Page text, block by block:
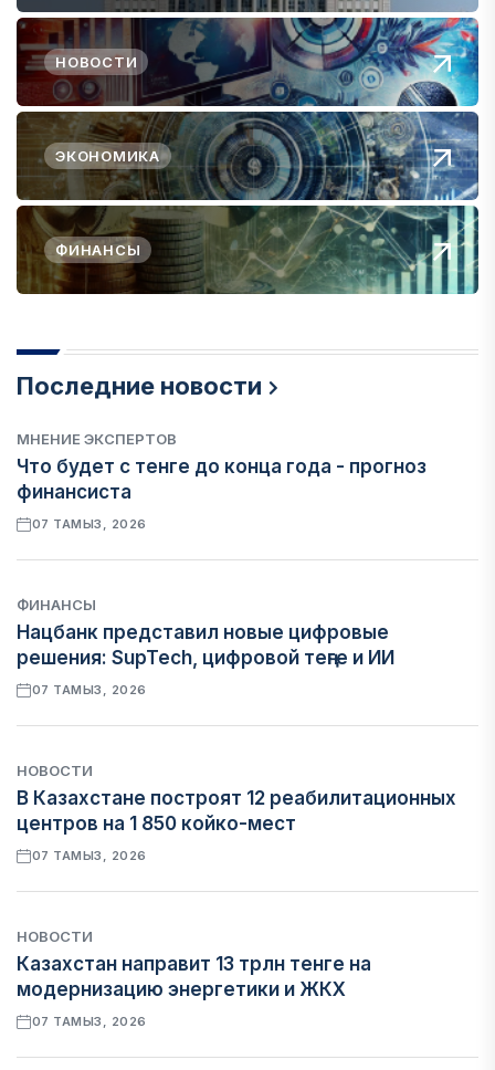
НОВОСТИ
ЭКОНОМИКА
ФИНАНСЫ
Последние новости
МНЕНИЕ ЭКСПЕРТОВ
Что будет с тенге до конца года - прогноз
финансиста
07 ТАМЫЗ, 2026
ФИНАНСЫ
Нацбанк представил новые цифровые
решения: SupTech, цифровой теңге и ИИ
07 ТАМЫЗ, 2026
НОВОСТИ
В Казахстане построят 12 реабилитационных
центров на 1 850 койко-мест
07 ТАМЫЗ, 2026
НОВОСТИ
Казахстан направит 13 трлн тенге на
модернизацию энергетики и ЖКХ
07 ТАМЫЗ, 2026